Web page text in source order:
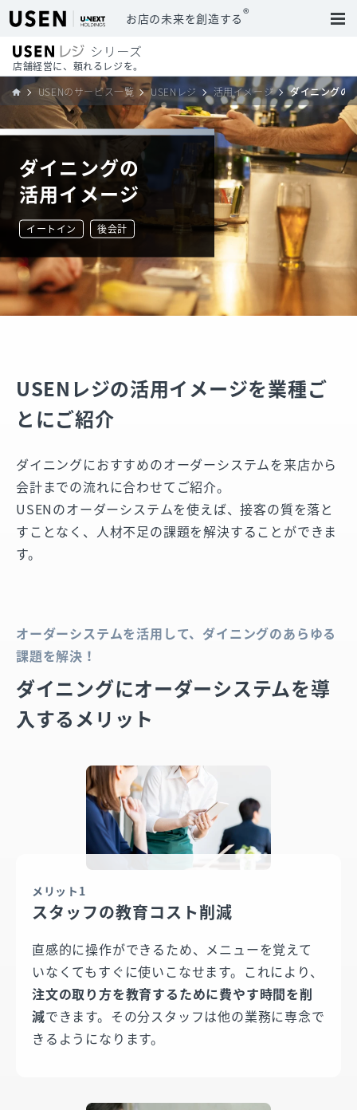
お店の未来を創造する®
店舗経営に、頼れるレジを。
USENのサービス一覧
USENレジ 活用イメージ ダイニングの
ダイニングの
活用イメージ
イートイン 後会計
USENレジの活用イメージを業種ご
とにご紹介
ダイニングにおすすめのオーダーシステムを来店から
会計までの流れに合わせてご紹介。
USENのオーダーシステムを使えば、接客の質を落と
すことなく、人材不足の課題を解決することができま
す。
オーダーシステムを活用して、ダイニングのあらゆる
課題を解決！
ダイニングにオーダーシステムを導
入するメリット
メリット1
スタッフの教育コスト削減
直感的に操作ができるため、メニューを覚えて
いなくてもすぐに使いこなせます。これにより、
注文の取り方を教育するために費やす時間を削
減できます。その分スタッフは他の業務に専念で
きるようになります。